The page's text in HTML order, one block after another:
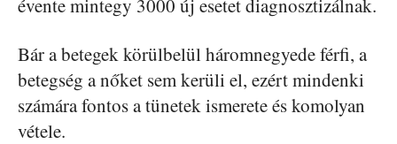
évente mintegy 3000 új esetet diagnosztizálnak.
Bár a betegek körülbelül háromnegyede férfi, a
betegség a nőket sem kerüli el, ezért mindenki
számára fontos a tünetek ismerete és komolyan
vétele.